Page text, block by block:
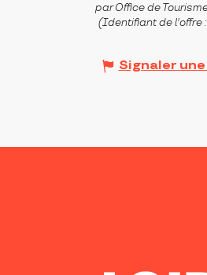
par Office de
(Identifiant de l'offre :
Signaler